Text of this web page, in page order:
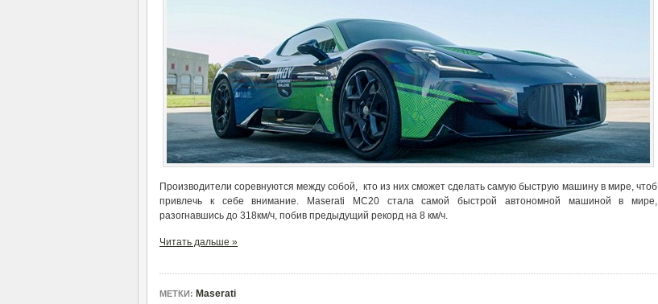
Производители соревнуются между собой, кто из них сможет сделать самую быструю машину в мире, чтоб
привлечь к себе внимание. Maserati MC20 стала самой быстрой автономной машиной в мире,
разогнавшись до 318км/ч, побив предыдущий рекорд на 8 км/ч.
Читать дальше »
МЕТКИ: Maserati